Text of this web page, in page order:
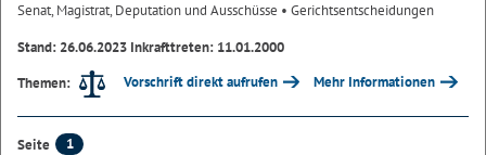
Senat, Magistrat, Deputation und Ausschüsse • Gerichtsentscheidungen
Stand: 26.06.2023 Inkrafttreten: 11.01.2000
Themen:
Vorschrift direkt aufrufen Mehr Informationen
Seite
1